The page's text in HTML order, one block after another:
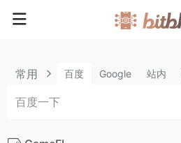
常用 百度 Google 站内